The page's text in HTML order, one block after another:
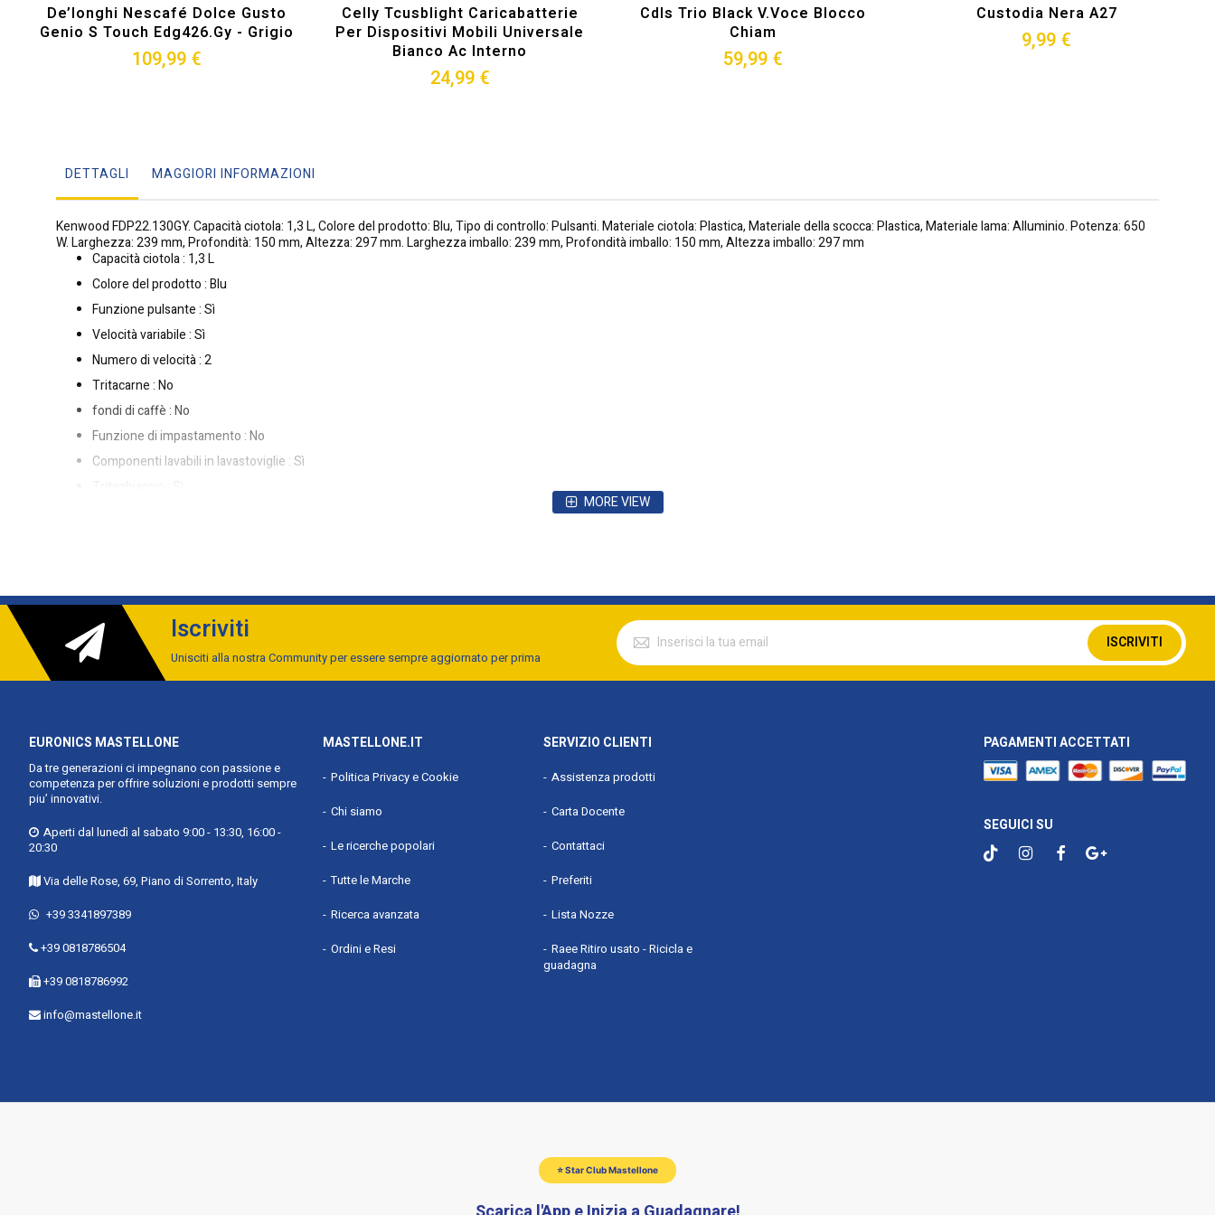
De’longhi Nescafé Dolce Gusto
Genio S Touch Edg426.gy - Grigio
109,99 €
Celly Tcusblight Caricabatterie
Per Dispositivi Mobili Universale
Bianco Ac Interno
24,99 €
Cdls Trio Black V.voce Blocco
Chiam
59,99 €
Custodia Nera A27
9,99 €
DETTAGLI MAGGIORI INFORMAZIONI
Kenwood FDP22.130GY. Capacità ciotola: 1,3 L, Colore del prodotto: Blu, Tipo di controllo: Pulsanti. Materiale ciotola: Plastica, Materiale della scocca: Plastica, Materiale lama: Alluminio. Potenza: 650
W. Larghezza: 239 mm, Profondità: 150 mm, Altezza: 297 mm. Larghezza imballo: 239 mm, Profondità imballo: 150 mm, Altezza imballo: 297 mm
Capacità ciotola : 1,3 L
Colore del prodotto : Blu
Funzione pulsante : Sì
Velocità variabile : Sì
Numero di velocità : 2
Tritacarne : No
fondi di caffè : No
Funzione di impastamento : No
Componenti lavabili in lavastoviglie : Sì
Custodia cavo : Sì
Facile da pulire : Sì
Piedini antiscivolo : Sì
Lama in acciao inox inclusa : Sì
Chiusura di sicurezza incorporata : Sì
Accessori lavabili in lavastoviglie : Sì
Numero di dischi : 1 dischi
Materiale ciotola : Plastica
Materiale della scocca : Plastica
Materiale lama : Alluminio
Profondità : 150 mm
MORE VIEW
Iscriviti
Unisciti alla nostra Community per essere sempre aggiornato per prima
Iscriviti
alla
nostra
ISCRIVITI
EURONICS MASTELLONE
Da tre generazioni ci impegnano con passione e
competenza per offrire soluzioni e prodotti sempre
piu’ innovativi.
Aperti dal lunedì al sabato 9:00 - 13:30, 16:00 -
20:30
Via delle Rose, 69, Piano di Sorrento, Italy
+39 3341897389
+39 0818786504
+39 0818786992
info@mastellone.it
MASTELLONE.IT
Politica Privacy e Cookie
Chi siamo
Le ricerche popolari
Tutte le Marche
Ricerca avanzata
Ordini e Resi
SERVIZIO CLIENTI
Assistenza prodotti
Carta Docente
Contattaci
Preferiti
Lista Nozze
Raee Ritiro usato - Ricicla e
guadagna
PAGAMENTI ACCETTATI
SEGUICI SU
⭐ Star Club Mastellone